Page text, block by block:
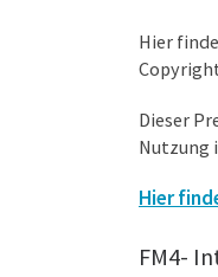
Hier
Dieser
Nutzung
Hier
FM4-